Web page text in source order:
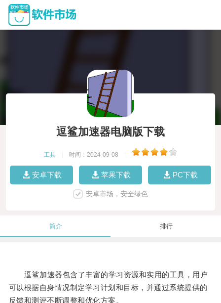
逗鲨加速器电脑版下载
工具 时间：2024-09-08
安卓下载 苹果下载 PC下载
安卓市场，安全绿色
简介 排行
逗鲨加速器包含了丰富的学习资源和实用的工具，用户
可以根据自身情况制定学习计划和目标，并通过系统提供的
反馈和测评不断调整和优化方案。